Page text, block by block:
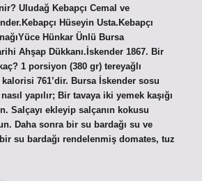
Uludağ Kebapçı Cemal ve
Hüseyin Usta.Kebapçı
Hünkar Ünlü Bursa
Ahşap Dükkanı.İskender 1867. Bir
1 porsiyon (380 gr) tereyağlı
kalorisi 761’dir. Bursa İskender sosu
yapılır; Bir tavaya iki yemek kaşığı
Salçayı ekleyip salçanın kokusu
Daha sonra bir su bardağı su ve
su bardağı rendelenmiş domates, tuz